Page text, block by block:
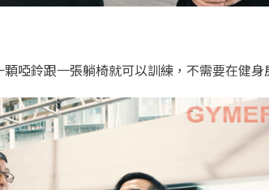
啞鈴跟一張躺椅就可以訓練，不需要在健身